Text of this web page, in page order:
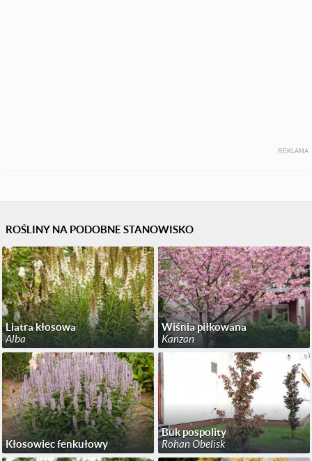
REKLAMA
ROŚLINY NA PODOBNE STANOWISKO
Liatra kłosowa
Alba
Wiśnia piłkowana
Kanzan
Kłosowiec fenkułowy
Buk pospolity
Rohan Obelisk